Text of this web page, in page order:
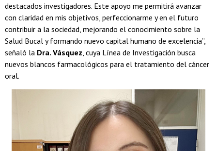
destacados investigadores. Este apoyo me permitirá avanzar
con claridad en mis objetivos, perfeccionarme y en el futuro
contribuir a la sociedad, mejorando el conocimiento sobre la
Salud Bucal y formando nuevo capital humano de excelencia”,
señaló la Dra. Vásquez, cuya Línea de Investigación busca
nuevos blancos farmacológicos para el tratamiento del cáncer
oral.